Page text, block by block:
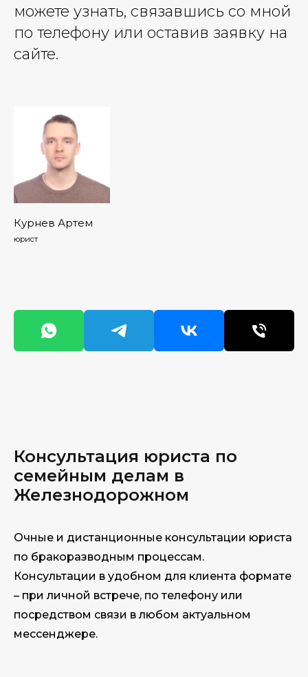
можете узнать, связавшись со мной
по телефону или оставив заявку на
сайте.
Курнев Артем
юрист
Консультация юриста по
семейным делам в
Железнодорожном
Очные и дистанционные консультации юриста
по бракоразводным процессам.
Консультации в удобном для клиента формате
– при личной встрече, по телефону или
посредством связи в любом актуальном
мессенджере.